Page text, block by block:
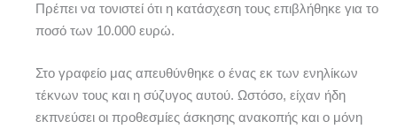
Πρέπει να τονιστεί ότι η κατάσχεση τους επιβλήθηκε για το
ποσό των 10.000 ευρώ.
Στο γραφείο μας απευθύνθηκε ο ένας εκ των ενηλίκων
τέκνων τους και η σύζυγος αυτού. Ωστόσο, είχαν ήδη
εκπνεύσει οι προθεσμίες άσκησης ανακοπής και ο μόνη